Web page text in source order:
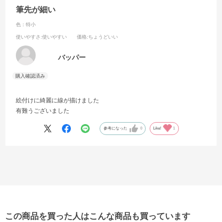
筆先が細い
色：特小
使いやすさ :使いやすい 価格:ちょうどいい
バッパー
絵付けに綺麗に線が描けました
有難うございました
参考になった 0 Like! 1
この商品を買った人はこんな商品も買っています